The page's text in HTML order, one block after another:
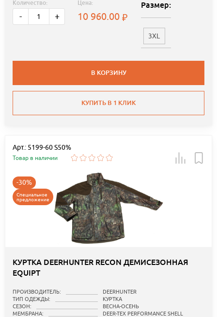
Количество:
- +
Цена:
10 960.00
Размер:
3XL
В КОРЗИНУ
КУПИТЬ В 1 КЛИК
Арт.: 5199-60 S50%
Товар в наличии
-30%
Специальное
предложение
КУРТКА DEERHUNTER RECON ДЕМИСЕЗОННАЯ
EQUIPT
ПРОИЗВОДИТЕЛЬ:
DEERHUNTER
ТИП ОДЕЖДЫ:
КУРТКА
СЕЗОН:
ВЕСНА-ОСЕНЬ
МЕМБРАНА:
DEER-TEX PERFORMANCE SHELL